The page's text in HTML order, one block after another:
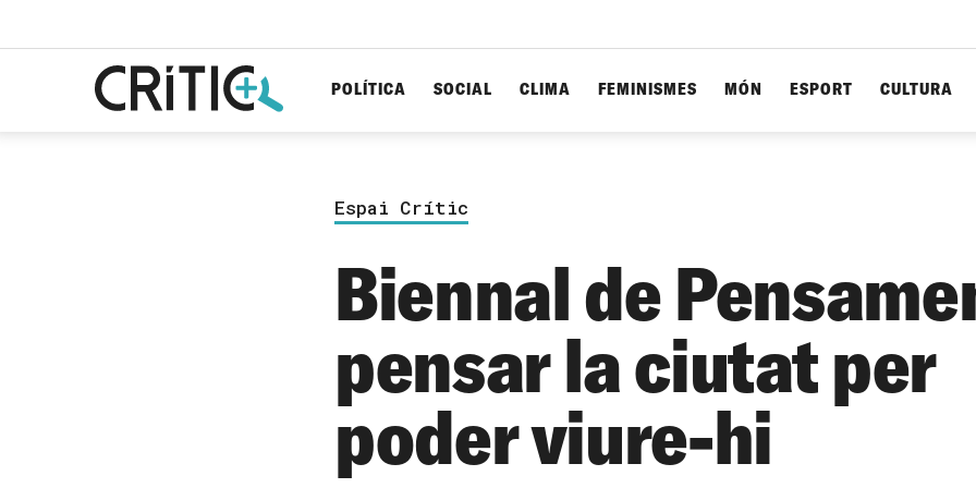
POLÍTICA SOCIAL CLIMA FEMINISMES MÓN ESPORT CULTURA
Espai Crític
Biennal de
pensar la ciutat per
poder viure-hi